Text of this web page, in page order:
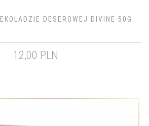
DESEROWEJ DIVINE 50G
12,00 PLN